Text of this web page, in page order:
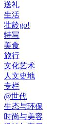
送礼
生活
壮龄go!
特写
美食
旅行
文化艺术
人文史地
专栏
@世代
生态与环保
时尚与美容